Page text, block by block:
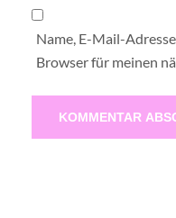
Name, E-Mail-
Browser für meinen